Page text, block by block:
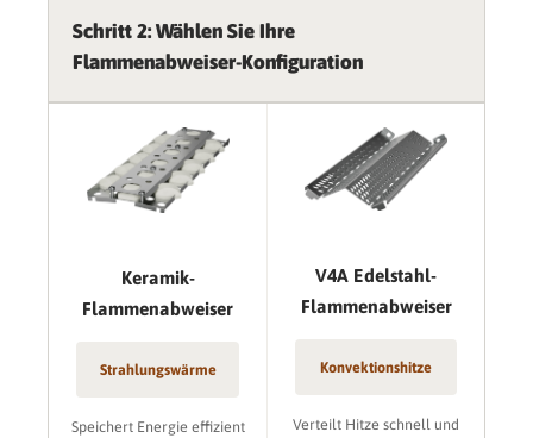
Schritt 2: Wählen Sie Ihre
Flammenabweiser-Konfiguration
Keramik-
Flammenabweiser
Strahlungswärme
Speichert Energie effizient
V4A Edelstahl-
Flammenabweiser
Konvektionshitze
Verteilt Hitze schnell und